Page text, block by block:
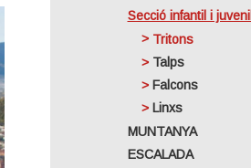
Secció infantil i juvenil
Tritons
Talps
Falcons
Linxs
MUNTANYA
ESCALADA